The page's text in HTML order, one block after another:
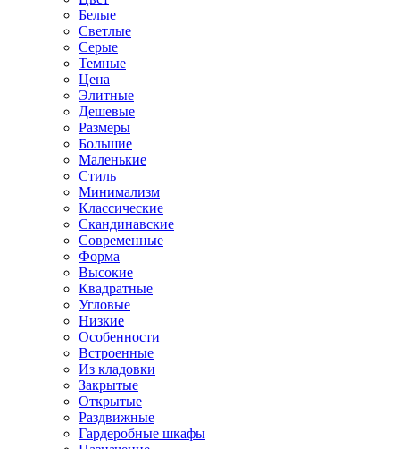
Белые
Светлые
Серые
Темные
Цена
Элитные
Дешевые
Размеры
Большие
Маленькие
Стиль
Минимализм
Классические
Скандинавские
Современные
Форма
Высокие
Квадратные
Угловые
Низкие
Особенности
Встроенные
Из кладовки
Закрытые
Открытые
Раздвижные
Гардеробные шкафы